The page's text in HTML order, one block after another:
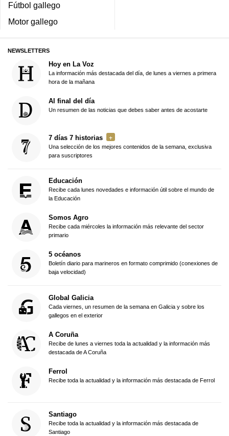
Fútbol gallego
Motor gallego
NEWSLETTERS
Hoy en La Voz
La información más destacada del día, de lunes a viernes a primera
hora de la mañana
Al final del día
Un resumen de las noticias que debes saber antes de acostarte
7 días 7 historias
Una selección de los mejores contenidos de la semana, exclusiva
para suscriptores
Educación
Recibe cada lunes novedades e información útil sobre el mundo de
la Educación
Somos Agro
Recibe cada miércoles la información más relevante del sector
primario
5 océanos
Boletín diario para marineros en formato comprimido (conexiones de
baja velocidad)
Global Galicia
Cada viernes, un resumen de la semana en Galicia y sobre los
gallegos en el exterior
A Coruña
Recibe de lunes a viernes toda la actualidad y la información más
destacada de A Coruña
Ferrol
Recibe toda la actualidad y la información más destacada de Ferrol
Santiago
Recibe toda la actualidad y la información más destacada de
Santiago